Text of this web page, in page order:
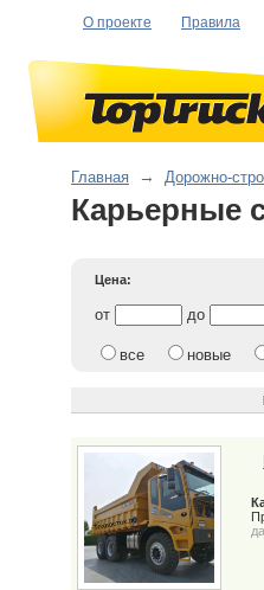
О проекте Правила
Главная → Дорожно-
Карьерные
Цена:
от до
все новые